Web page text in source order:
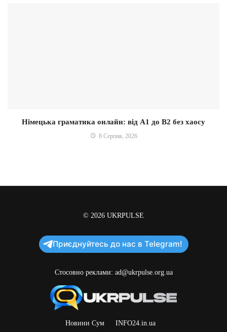
Німецька граматика онлайн: від A1 до B2 без хаосу
8 Серпня, 2026
© 2026 UKRPULSE
Приєднуйтесь до нас в Telegram!
Стосовно реклами: ad@ukrpulse.org.ua
Новини Сум INFO24.in.ua